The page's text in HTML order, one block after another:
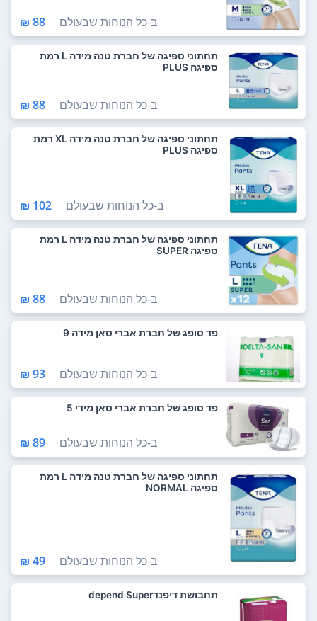
ב-כל הנוחות שבעולם 88 ₪
תחתוני ספיגה של חברת טנה מידה L רמת
ספיגה PLUS
ב-כל הנוחות שבעולם 88 ₪
תחתוני ספיגה של חברת טנה מידה XL רמת
ספיגה PLUS
ב-כל הנוחות שבעולם 102 ₪
תחתוני ספיגה של חברת טנה מידה L רמת
ספיגה SUPER
ב-כל הנוחות שבעולם 88 ₪
פד סופג של חברת אברי סאן מידה 9
ב-כל הנוחות שבעולם 93 ₪
פד סופג של חברת אברי סאן מידי 5
ב-כל הנוחות שבעולם 89 ₪
תחתוני ספיגה של חברת טנה מידה L רמת
ספיגה NORMAL
ב-כל הנוחות שבעולם 49 ₪
תחבושת דיפנדdepend Super